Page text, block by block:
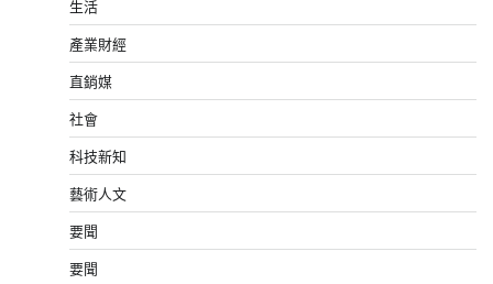
生活
產業財經
直銷媒
社會
科技新知
藝術人文
要聞
要聞